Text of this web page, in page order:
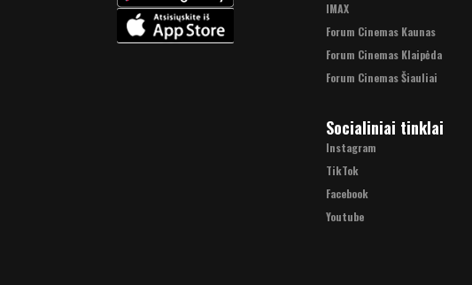
IMAX
Forum Cinemas Kaunas
Forum Cinemas Klaipėda
Forum Cinemas Šiauliai
Socialiniai tinklai
Instagram
TikTok
Facebook
Youtube